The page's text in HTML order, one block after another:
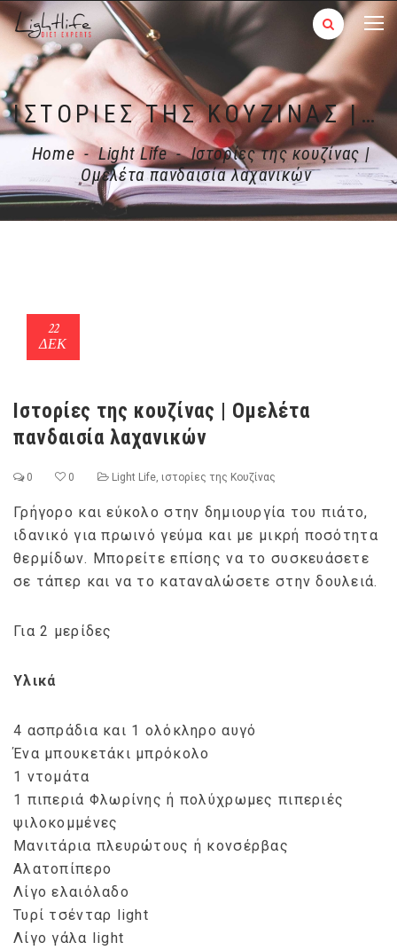
ΙΣΤΟΡΊΕΣ ΤΗΣ ΚΟΥΖΊΝΑΣ | ΟΜΕΛΈΤΑ ΠΑΝΔΑΙΣΊΑ ΛΑΧΑΝΙΚΏΝ
Home - Light Life - Ιστορίες της κουζίνας |
Ομελέτα πανδαισία λαχανικών
22
ΔΕΚ
Ιστορίες της κουζίνας | Ομελέτα
πανδαισία λαχανικών
0 0 Light Life, ιστορίες της Κουζίνας
Γρήγορο και εύκολο στην δημιουργία του πιάτο,
ιδανικό για πρωινό γεύμα και με μικρή ποσότητα
θερμίδων. Μπορείτε επίσης να το συσκευάσετε
σε τάπερ και να το καταναλώσετε στην δουλειά.
Για 2 μερίδες
Υλικά
4 ασπράδια και 1 ολόκληρο αυγό
Ένα μπουκετάκι μπρόκολο
1 ντομάτα
1 πιπεριά Φλωρίνης ή πολύχρωμες πιπεριές
ψιλοκομμένες
Μανιτάρια πλευρώτους ή κονσέρβας
Αλατοπίπερο
Λίγο ελαιόλαδο
Τυρί τσένταρ light
Λίγο γάλα light